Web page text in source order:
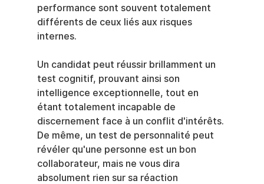
performance sont souvent totalement
différents de ceux liés aux risques
internes.
Un candidat peut réussir brillamment un
test cognitif, prouvant ainsi son
intelligence exceptionnelle, tout en
étant totalement incapable de
discernement face à un conflit d'intérêts.
De même, un test de personnalité peut
révéler qu'une personne est un bon
collaborateur, mais ne vous dira
absolument rien sur sa réaction